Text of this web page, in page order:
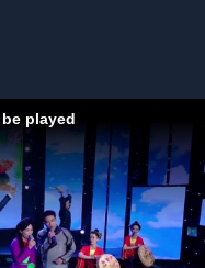
played